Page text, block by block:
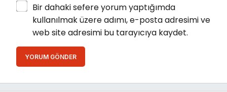
Bir dahaki sefere yorum yaptığımda
kullanılmak üzere adımı, e-posta adresimi ve
web site adresimi bu tarayıcıya kaydet.
YORUM GÖNDER